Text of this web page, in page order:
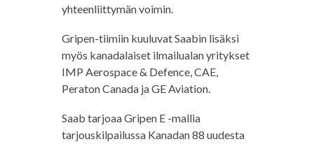
yhteenliittymän voimin.
Gripen-tiimiin kuuluvat Saabin lisäksi
myös kanadalaiset ilmailualan yritykset
IMP Aerospace & Defence, CAE,
Peraton Canada ja GE Aviation.
Saab tarjoaa Gripen E -mallia
tarjouskilpailussa Kanadan 88 uudesta